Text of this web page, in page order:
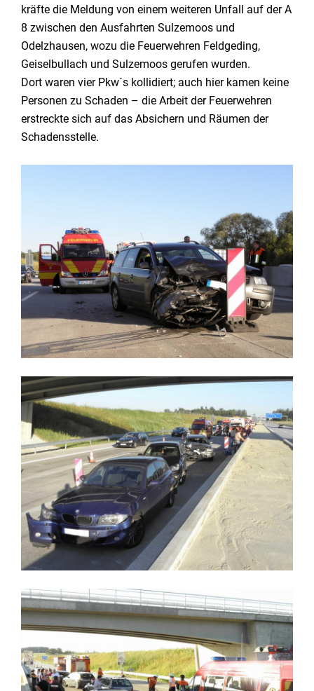
kräfte die Meldung von einem weiteren Unfall auf der A
8 zwischen den Ausfahrten Sulzemoos und
Odelzhausen, wozu die Feuerwehren Feldgeding,
Geiselbullach und Sulzemoos gerufen wurden.
Dort waren vier Pkw´s kollidiert; auch hier kamen keine
Personen zu Schaden – die Arbeit der Feuerwehren
erstreckte sich auf das Absichern und Räumen der
Schadensstelle.